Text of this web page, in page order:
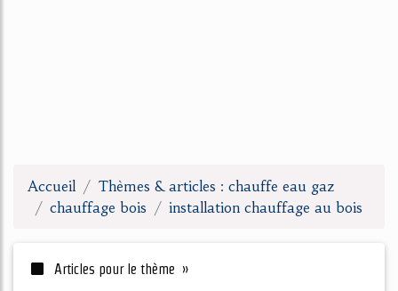
Accueil
Thèmes & articles : chauffe eau gaz
chauffage bois
installation chauffage au bois
Articles pour le thème »